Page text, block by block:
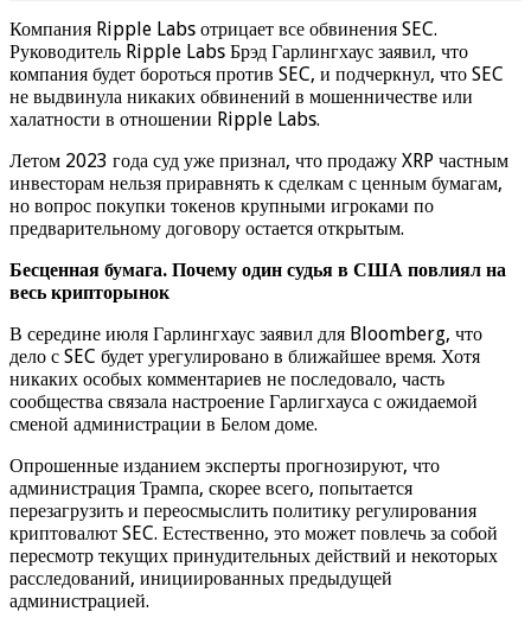
Компания Ripple Labs отрицает все обвинения SEC.
Руководитель Ripple Labs Брэд Гарлингхаус заявил, что
компания будет бороться против SEC, и подчеркнул, что SEC
не выдвинула никаких обвинений в мошенничестве или
халатности в отношении Ripple Labs.
Летом 2023 года суд уже признал, что продажу XRP частным
инвесторам нельзя приравнять к сделкам с ценным бумагам,
но вопрос покупки токенов крупными игроками по
предварительному договору остается открытым.
Бесценная бумага. Почему один судья в США повлиял на
весь крипторынок
В середине июля Гарлингхаус заявил для Bloomberg, что
дело с SEC будет урегулировано в ближайшее время. Хотя
никаких особых комментариев не последовало, часть
сообщества связала настроение Гарлигхауса с ожидаемой
сменой администрации в Белом доме.
Опрошенные изданием эксперты прогнозируют, что
администрация Трампа, скорее всего, попытается
перезагрузить и переосмыслить политику регулирования
криптовалют SEC. Естественно, это может повлечь за собой
пересмотр текущих принудительных действий и некоторых
расследований, инициированных предыдущей
администрацией.